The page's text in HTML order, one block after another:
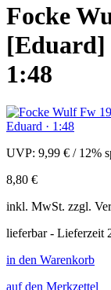
Focke
[Eduard]
1:48
UVP: 9,99 € / 12%
8,80 €
inkl. MwSt. zzgl.
lieferbar - Lieferzeit
in den Warenkorb
auf den Merkzettel